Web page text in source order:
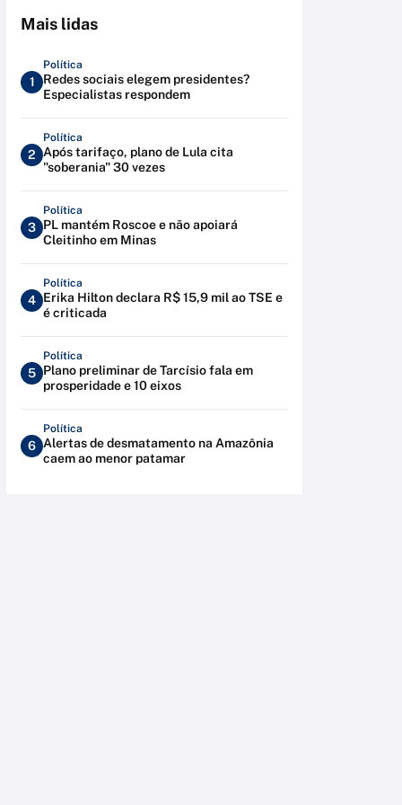
Mais lidas
1
Política
Redes sociais elegem presidentes?
Especialistas respondem
2
Política
Após tarifaço, plano de Lula cita
"soberania" 30 vezes
3
Política
PL mantém Roscoe e não apoiará
Cleitinho em Minas
4
Política
Erika Hilton declara R$ 15,9 mil ao TSE e
é criticada
5
Política
Plano preliminar de Tarcísio fala em
prosperidade e 10 eixos
6
Política
Alertas de desmatamento na Amazônia
caem ao menor patamar